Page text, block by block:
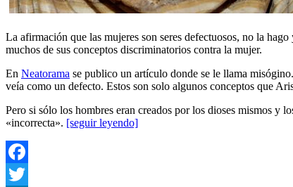
La afirmación que las mujeres son seres defectuosos, no la
muchos de sus conceptos discriminatorios contra la mujer.
En Neatorama se publico un artículo donde se le llama
veía como un defecto. Estos son solo algunos conceptos que
Pero si sólo los hombres eran creados por los dioses mismos y
«incorrecta». [seguir leyendo]
Facebook